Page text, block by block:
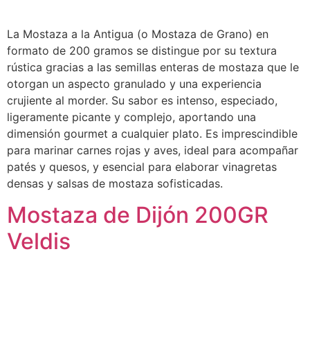
La Mostaza a la Antigua (o Mostaza de Grano) en
formato de 200 gramos se distingue por su textura
rústica gracias a las semillas enteras de mostaza que le
otorgan un aspecto granulado y una experiencia
crujiente al morder. Su sabor es intenso, especiado,
ligeramente picante y complejo, aportando una
dimensión gourmet a cualquier plato. Es imprescindible
para marinar carnes rojas y aves, ideal para acompañar
patés y quesos, y esencial para elaborar vinagretas
densas y salsas de mostaza sofisticadas.
Mostaza de Dijón 200GR
Veldis